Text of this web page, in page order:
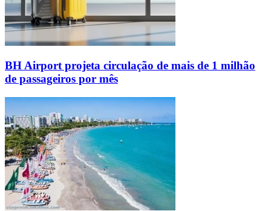
BH Airport projeta circulação de mais de 1 milhão
de passageiros por mês